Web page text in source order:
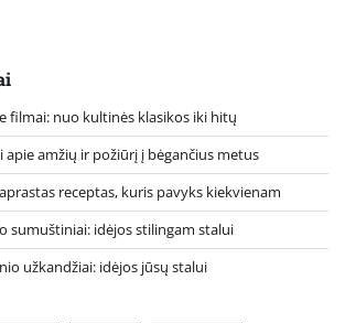
filmai: nuo kultinės klasikos iki hitų
apie amžių ir požiūrį į bėgančius metus
receptas, kuris pavyks kiekvienam
sumuštiniai: idėjos stilingam stalui
užkandžiai: idėjos jūsų stalui